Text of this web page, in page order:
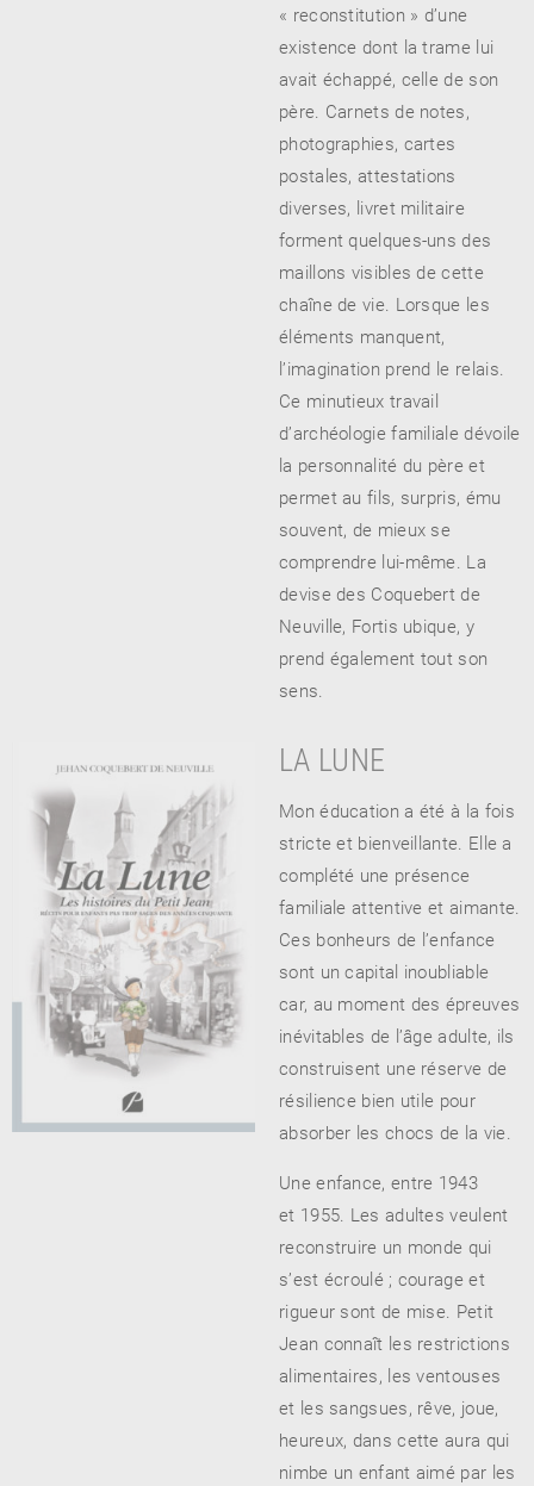
« reconstitution » d’une
existence dont la trame lui
avait échappé, celle de son
père. Carnets de notes,
photographies, cartes
postales, attestations
diverses, livret militaire
forment quelques-uns des
maillons visibles de cette
chaîne de vie. Lorsque les
éléments manquent,
l’imagination prend le relais.
Ce minutieux travail
d’archéologie familiale dévoile
la personnalité du père et
permet au fils, surpris, ému
souvent, de mieux se
comprendre lui-même. La
devise des Coquebert de
Neuville, Fortis ubique, y
prend également tout son
sens.
LA LUNE
Mon éducation a été à la fois
stricte et bienveillante. Elle a
complété une présence
familiale attentive et aimante.
Ces bonheurs de l’enfance
sont un capital inoubliable
car, au moment des épreuves
inévitables de l’âge adulte, ils
construisent une réserve de
résilience bien utile pour
absorber les chocs de la vie.
Une enfance, entre 1943
et 1955. Les adultes veulent
reconstruire un monde qui
s’est écroulé ; courage et
rigueur sont de mise. Petit
Jean connaît les restrictions
alimentaires, les ventouses
et les sangsues, rêve, joue,
heureux, dans cette aura qui
nimbe un enfant aimé par les